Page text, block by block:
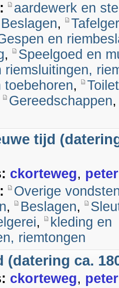
aardewerk en
Beslagen,
en
,
Speelgoed en
riemsluitingen,
toebehoren,
Gereedschappen
tijd
ckorteweg, peter
Overige
, Beslagen,
,
kleding en
riemtongen
(datering ca.
ckorteweg, peter